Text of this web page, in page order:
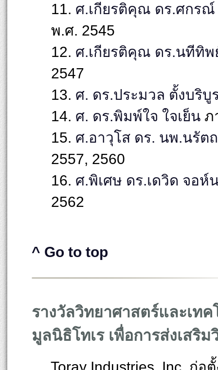
11. ศ.เกียรติคุณ ดร.ศกร
พ.ศ. 2545
12. ศ.เกียรติคุณ ดร.นทีทิ
2547
13. ศ. ดร.ประมวล ตั้งบริ
14. ศ. ดร.พิมพ์ใจ ใจเย็น ภ
15. ศ.อาวุโส ดร. นพ.นรัต
2557, 2560
16. ศ.พิเศษ ดร.เดวิด จอห์
2562
^ Go to top
รางวัลวิทยาศาสตร์และเทค
มูลนิธิโทเร เพื่อการส่งเสริ